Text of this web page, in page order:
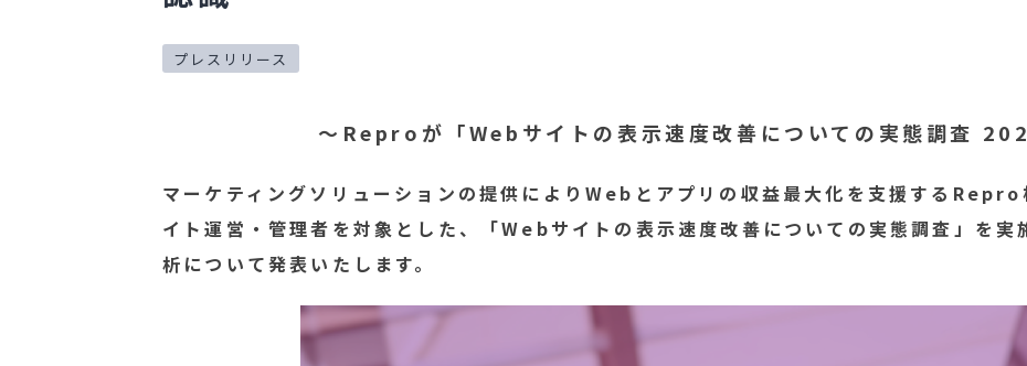
プレスリリース
～Reproが「Webサイトの表示速度改善についての実態調査
マーケティングソリューションの提供によりWebとアプリの収益最大化を支援する
イト運営・管理者を対象とした、「Webサイトの表示速度改善についての実態調査」を実
析について発表いたします。